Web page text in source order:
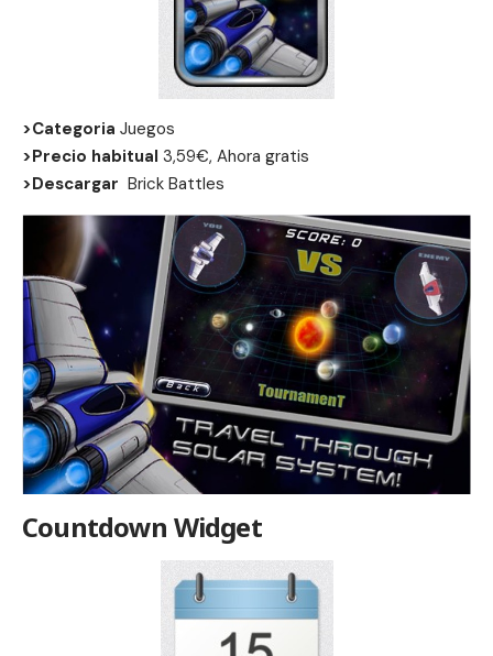
>Categoria Juegos
>Precio habitual 3,59€, Ahora gratis
>Descargar Brick Battles
Countdown Widget